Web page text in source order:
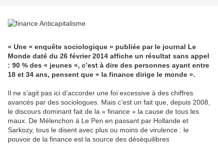
« Une « enquête sociologique » publiée par le journal Le
Monde daté du 26 février 2014 affiche un résultat sans appel
: 90 % des « jeunes », c’est à dire des personnes ayant entre
18 et 34 ans, pensent que « la finance dirige le monde ».
Il ne s’agit pas ici d’accorder une foi excessive à des chiffres
avancés par des sociologues. Mais c’est un fait que, depuis 2008,
le discours dominant fait de la « finance » la cause de tous les
maux. De Mélenchon à Le Pen en passant par Hollande et
Sarkozy, tous le disent avec plus ou moins de virulence : le
pouvoir de la finance est la source des déséquilibres